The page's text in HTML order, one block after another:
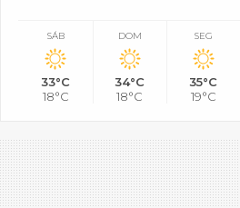
SÁB
33°C
18°C
DOM
34°C
18°C
SEG
35°C
19°C